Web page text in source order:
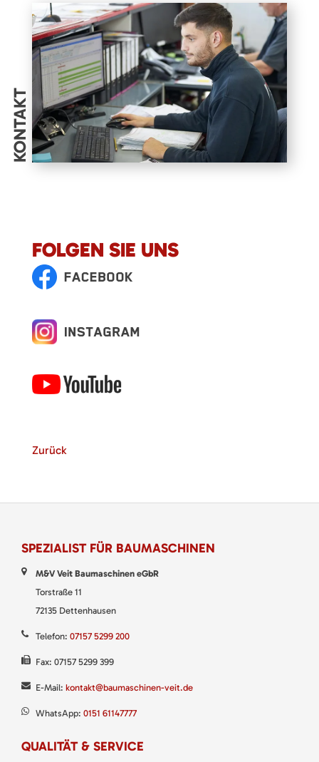
KONTAKT
FOLGEN SIE UNS
Zurück
SPEZIALIST FÜR BAUMASCHINEN
M&V Veit Baumaschinen eGbR
Torstraße 11
72135 Dettenhausen
Telefon: 07157 5299 200
Fax: 07157 5299 399
E-Mail: kontakt@baumaschinen-veit.de
WhatsApp: 0151 61147777
QUALITÄT & SERVICE